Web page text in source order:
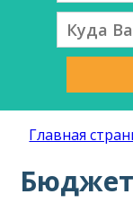
Главная